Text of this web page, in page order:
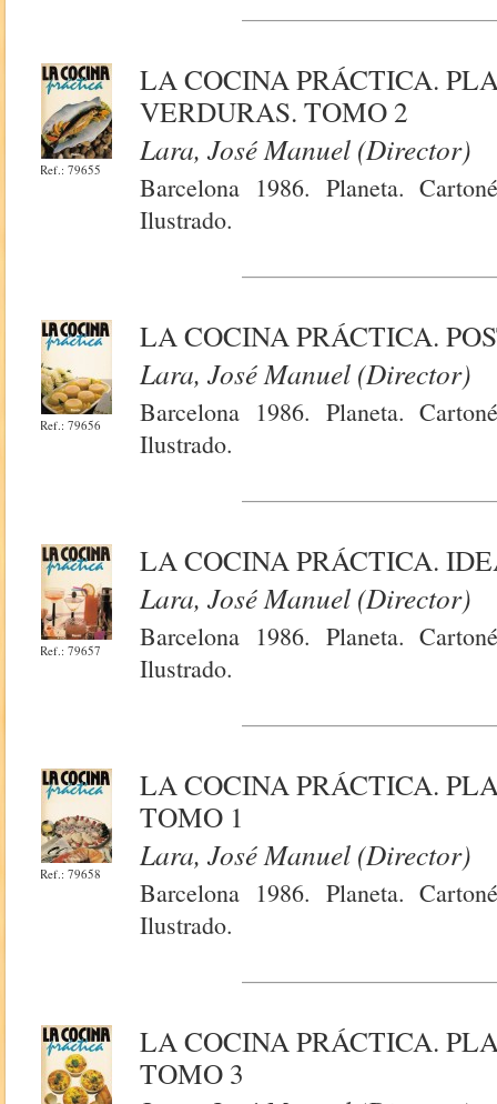
Ref.: 79655
LA COCINA PRÁCTICA.
VERDURAS. TOMO 2
Lara, José Manuel (Director)
Barcelona 1986. Planeta.
Ilustrado.
Ref.: 79656
LA COCINA PRÁCTICA.
Lara, José Manuel (Director)
Barcelona 1986. Planeta.
Ilustrado.
Ref.: 79657
LA COCINA PRÁCTICA.
Lara, José Manuel (Director)
Barcelona 1986. Planeta.
Ilustrado.
Ref.: 79658
LA COCINA PRÁCTICA.
TOMO 1
Lara, José Manuel (Director)
Barcelona 1986. Planeta.
Ilustrado.
LA COCINA PRÁCTICA.
TOMO 3